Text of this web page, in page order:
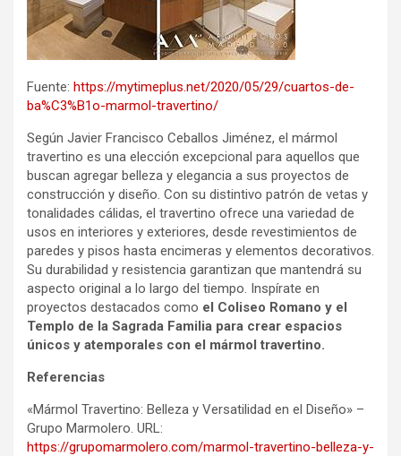
Fuente: https://mytimeplus.net/2020/05/29/cuartos-de-
ba%C3%B1o-marmol-travertino/
Según Javier Francisco Ceballos Jiménez, el mármol
travertino es una elección excepcional para aquellos que
buscan agregar belleza y elegancia a sus proyectos de
construcción y diseño. Con su distintivo patrón de vetas y
tonalidades cálidas, el travertino ofrece una variedad de
usos en interiores y exteriores, desde revestimientos de
paredes y pisos hasta encimeras y elementos decorativos.
Su durabilidad y resistencia garantizan que mantendrá su
aspecto original a lo largo del tiempo. Inspírate en
proyectos destacados como el Coliseo Romano y el
Templo de la Sagrada Familia para crear espacios
únicos y atemporales con el mármol travertino.
Referencias
«Mármol Travertino: Belleza y Versatilidad en el Diseño» –
Grupo Marmolero. URL:
https://grupomarmolero.com/marmol-travertino-belleza-y-